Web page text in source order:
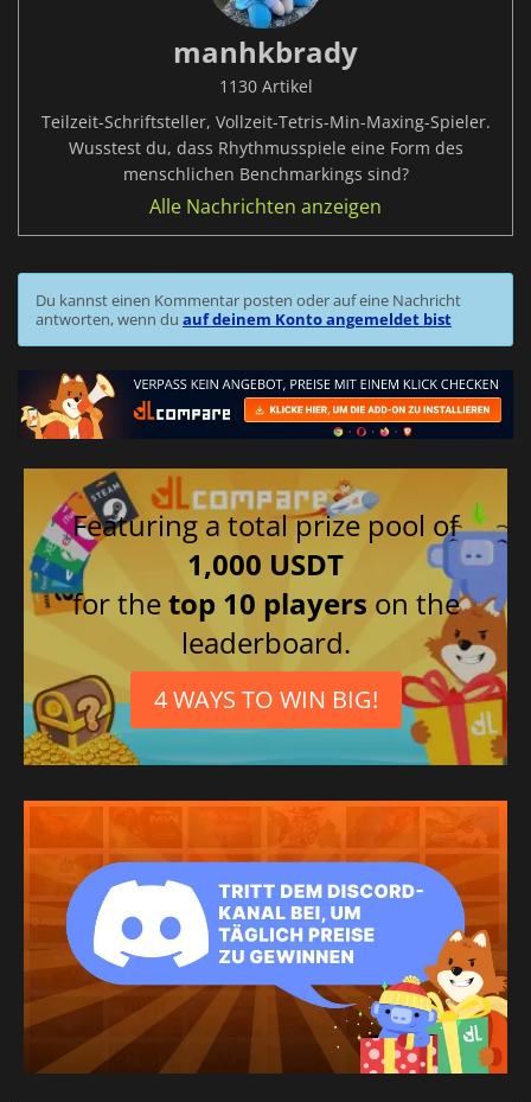
manhkbrady
1130 Artikel
Teilzeit-Schriftsteller, Vollzeit-Tetris-Min-Maxing-Spieler.
Wusstest du, dass Rhythmusspiele eine Form des
menschlichen Benchmarkings sind?
Alle Nachrichten anzeigen
Du kannst einen Kommentar posten oder auf eine Nachricht
antworten, wenn du auf deinem Konto angemeldet bist
Featuring a total prize pool of
1,000 USDT
for thetop 10 players on the
leaderboard.
4 WAYS TO WIN BIG!